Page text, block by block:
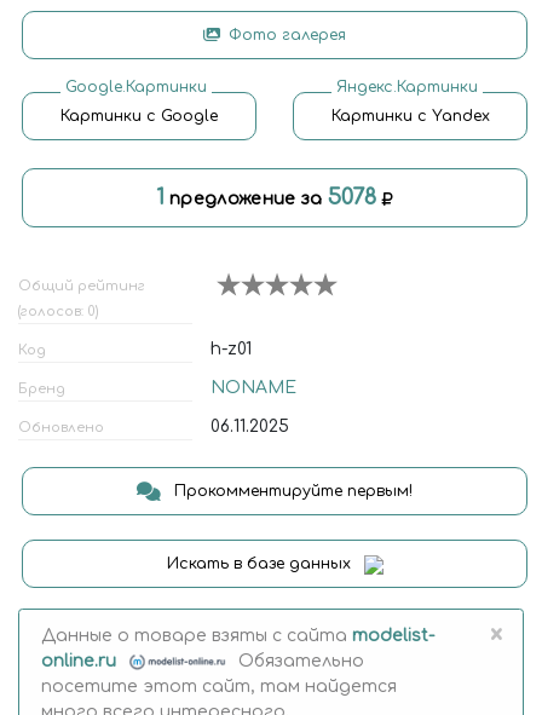
Фото галерея
Google.Картинки
Картинки с Google
Яндекс.Картинки
Картинки с Yandex
1 предложение за 5078
Общий рейтинг
(голосов: 0)
Код h-z01
Бренд NONAME
Обновлено 06.11.2025
Прокомментируйте первым!
Искать в базе данных
Данные о товаре взяты с сайта modelist-
online.ru
Обязательно
посетите этот сайт, там найдется
×